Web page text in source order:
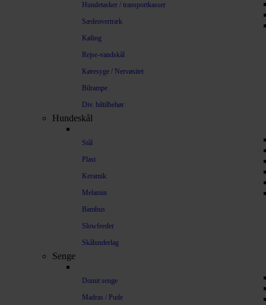
Hundetasker / transportkasser
Sædeovertræk
Køling
Rejse-vandskål
Køresyge / Nervøsitet
Bilrampe
Div. biltilbehør
Hundeskål
Stål
Plast
Keramik
Melamin
Bambus
Slowfeeder
Skålunderlag
Senge
Donut senge
Madras / Pude